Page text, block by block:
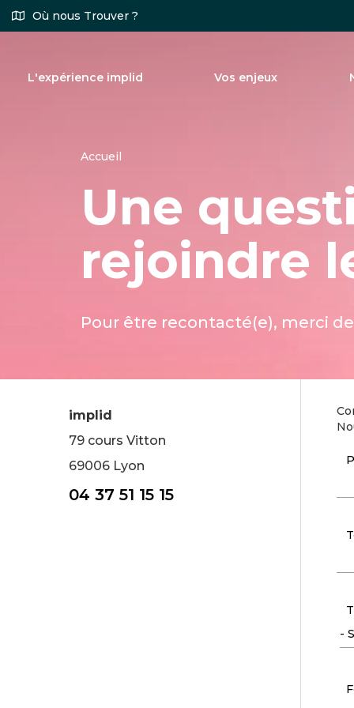
Aller
au
Où nous Trouver ?
L'expérience implid Vos enjeux
Accueil
Une
rejoindre
Pour être recontacté(e), merci
implid
79 cours Vitton
69006 Lyon
04 37 51 15 15